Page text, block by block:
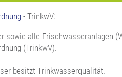
- TrinkwV:
sowie alle Frischwasseranlagen
(TrinkwV).
besitzt Trinkwasserqualität.